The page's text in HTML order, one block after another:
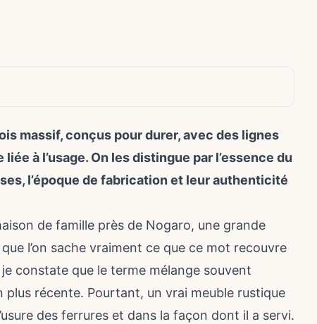
massif, conçus pour durer, avec des lignes
à l’usage. On les distingue par l’essence du
l’époque de fabrication et leur authenticité
de famille près de Nogaro, une grande
l’on sache vraiment ce que ce mot recouvre
constate que le terme mélange souvent
récente. Pourtant, un vrai meuble rustique
des ferrures et dans la façon dont il a servi.